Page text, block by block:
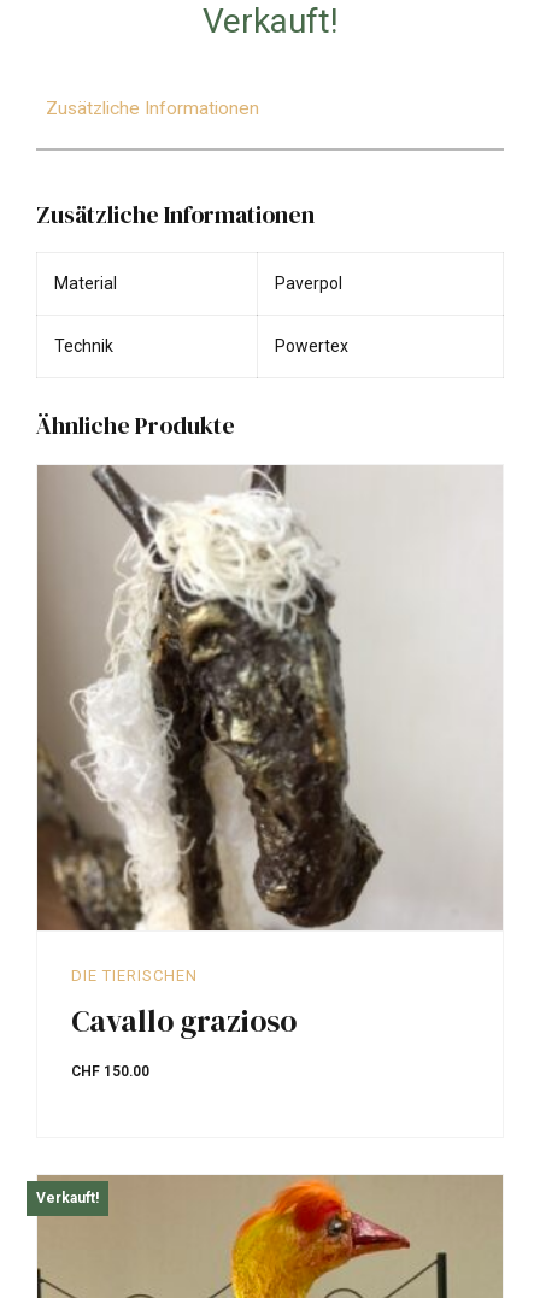
Verkauft!
Zusätzliche Informationen
Zusätzliche Informationen
Material Paverpol
Technik Powertex
Ähnliche Produkte
DIE TIERISCHEN
Cavallo grazioso
CHF 150.00
Verkauft!